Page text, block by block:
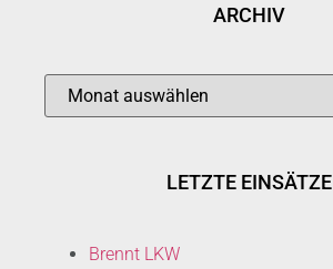
ARCHIV
LETZTE EINSÄTZE
Brennt LKW